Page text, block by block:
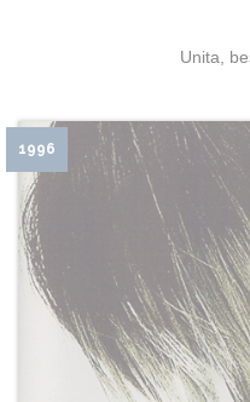
Unita,
1996